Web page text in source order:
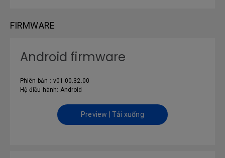
FIRMWARE
Android firmware
Phiên bản : v01.00.32.00
Hệ điều hành: Android
Preview | Tải xuống